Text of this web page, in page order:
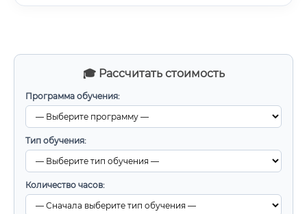
🎓 Рассчитать стоимость
Программа обучения:
Тип обучения:
Количество часов: